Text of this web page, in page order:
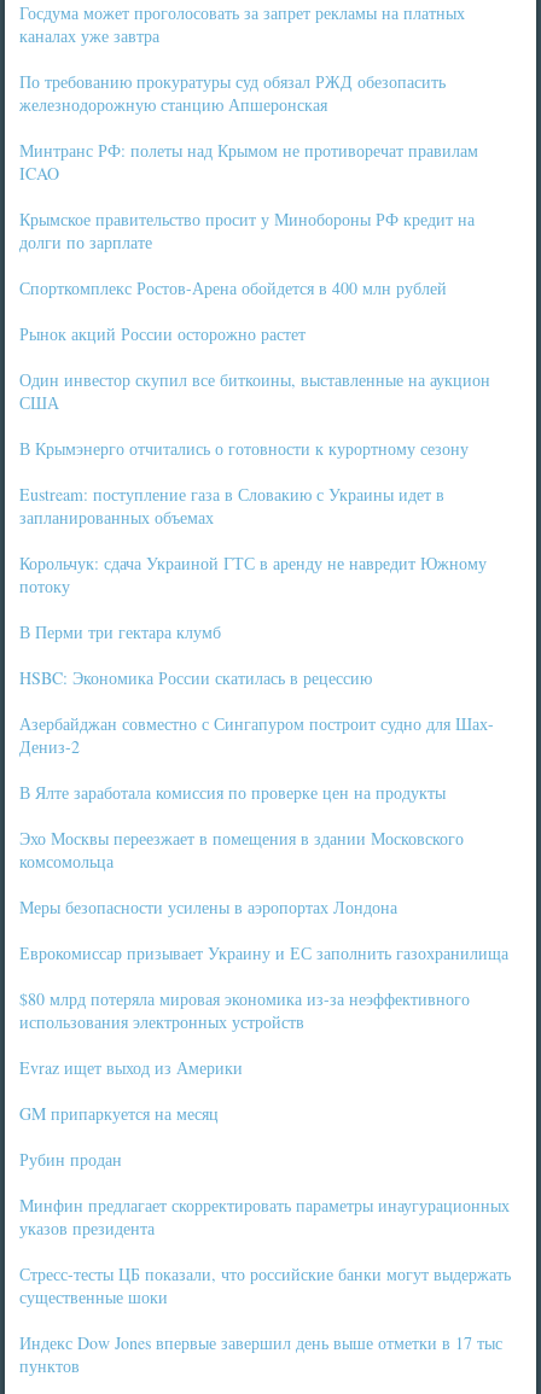
Госдума может проголосовать за запрет рекламы на платных
каналах уже завтра
По требованию прокуратуры суд обязал РЖД обезопасить
железнодорожную станцию Апшеронская
Минтранс РФ: полеты над Крымом не противоречат правилам
ICAO
Крымское правительство просит у Минобороны РФ кредит на
долги по зарплате
Спорткомплекс Ростов-Арена обойдется в 400 млн рублей
Рынок акций России осторожно растет
Один инвестор скупил все биткоины, выставленные на аукцион
США
В Крымэнерго отчитались о готовности к курортному сезону
Eustream: поступление газа в Словакию с Украины идет в
запланированных объемах
Корольчук: сдача Украиной ГТС в аренду не навредит Южному
потоку
В Перми три гектара клумб
HSBC: Экономика России скатилась в рецессию
Азербайджан совместно с Сингапуром построит судно для Шах-
Дениз-2
В Ялте заработала комиссия по проверке цен на продукты
Эхо Москвы переезжает в помещения в здании Московского
комсомольца
Меры безопасности усилены в аэропортах Лондона
Еврокомиссар призывает Украину и ЕС заполнить газохранилища
$80 млрд потеряла мировая экономика из-за неэффективного
использования электронных устройств
Evraz ищет выход из Америки
GM припаркуется на месяц
Рубин продан
Минфин предлагает скорректировать параметры инаугурационных
указов президента
Стресс-тесты ЦБ показали, что российские банки могут выдержать
существенные шоки
Индекс Dow Jones впервые завершил день выше отметки в 17 тыс
пунктов